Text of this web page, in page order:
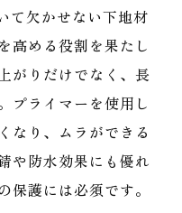
て欠かせない下地材
高める役割を果たし
がりだけでなく、長
プライマーを使用し
なり、ムラができる
や防水効果にも優れ
保護には必須です。